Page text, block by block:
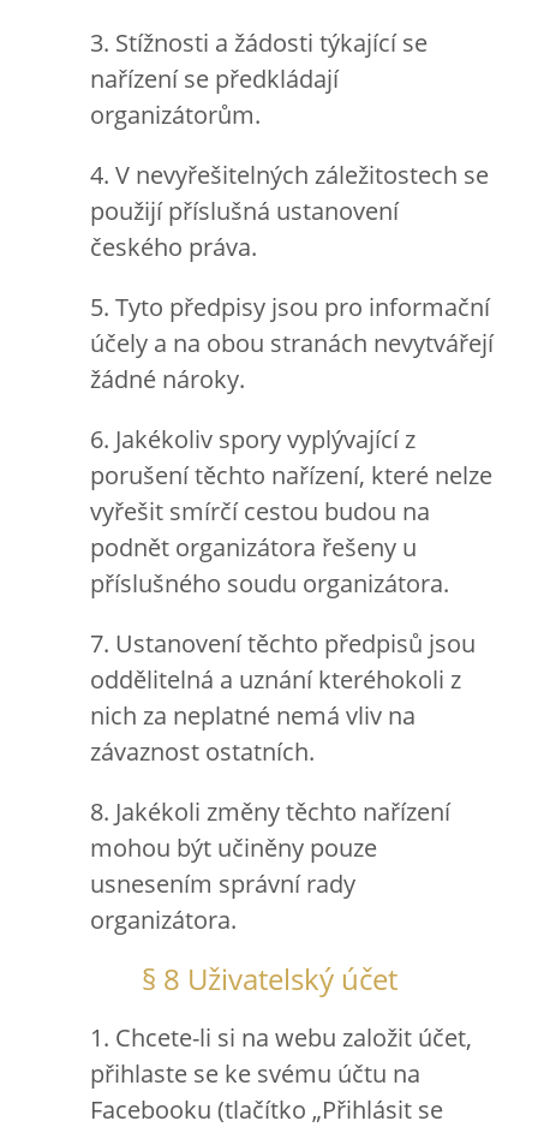
3. Stížnosti a žádosti týkající se
nařízení se předkládají
organizátorům.
4. V nevyřešitelných záležitostech se
použijí příslušná ustanovení
českého práva.
5. Tyto předpisy jsou pro informační
účely a na obou stranách nevytvářejí
žádné nároky.
6. Jakékoliv spory vyplývající z
porušení těchto nařízení, které nelze
vyřešit smírčí cestou budou na
podnět organizátora řešeny u
příslušného soudu organizátora.
7. Ustanovení těchto předpisů jsou
oddělitelná a uznání kteréhokoli z
nich za neplatné nemá vliv na
závaznost ostatních.
8. Jakékoli změny těchto nařízení
mohou být učiněny pouze
usnesením správní rady
organizátora.
§ 8 Uživatelský účet
1. Chcete-li si na webu založit účet,
přihlaste se ke svému účtu na
Facebooku (tlačítko „Přihlásit se